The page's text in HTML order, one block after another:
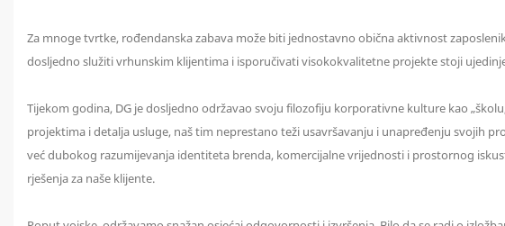
Za mnoge tvrtke, rođendanska zabava može biti jednostavno obična aktivnost
dosljedno služiti vrhunskim klijentima i isporučivati ​​visokokvalitetne projekte stoji
Tijekom godina, DG je dosljedno održavao svoju filozofiju korporativne kulture kao
projektima i detalja usluge, naš tim neprestano teži usavršavanju i unapređenju svojih
već dubokog razumijevanja identiteta brenda, komercijalne vrijednosti i prostornog
rješenja za naše klijente.